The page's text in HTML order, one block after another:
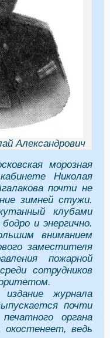
Александрович
морозная
Николая
почти не
зимней стужи.
клубами
и энергично.
вниманием
заместителя
пожарной
сотрудников
журнала
почти
органа
окостенеет, ведь